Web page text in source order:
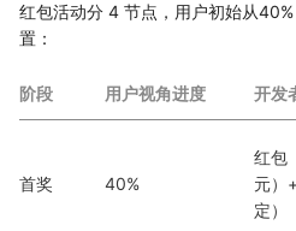
红包活动分 4 节点，用户初始从
置：
阶段 用户视角进度 开发
首奖 40%
红包
元）
定）